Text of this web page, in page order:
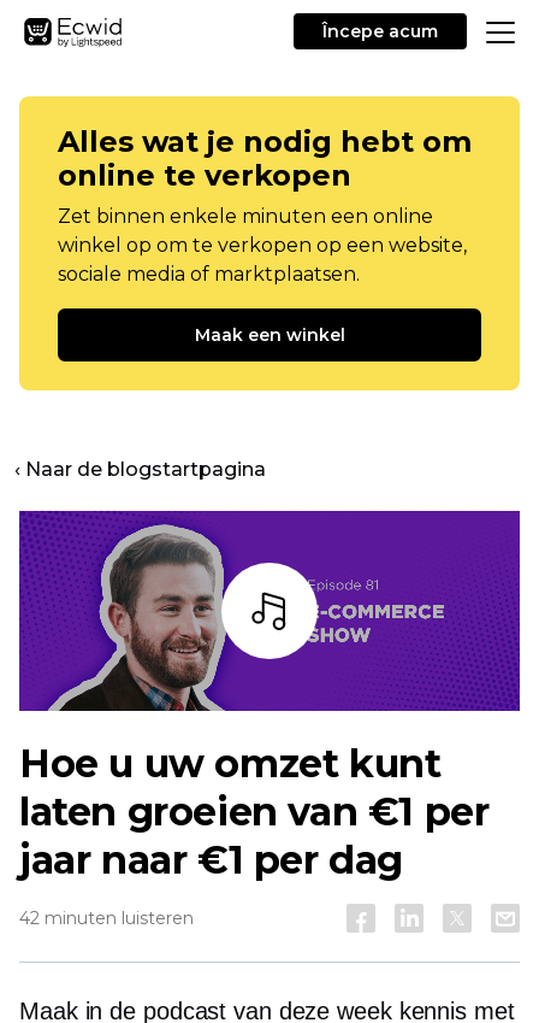
Începe acum
Alles wat je nodig hebt om
online te verkopen
Zet binnen enkele minuten een online
winkel op om te verkopen op een website,
sociale media of marktplaatsen.
Maak een winkel
‹ Naar de blogstartpagina
Hoe u uw omzet kunt
laten groeien van €1 per
jaar naar €1 per dag
42 minuten luisteren
Maak in de podcast van deze week kennis met